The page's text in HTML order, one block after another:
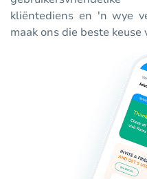
kliëntediens en 'n wye
maak ons die beste keuse